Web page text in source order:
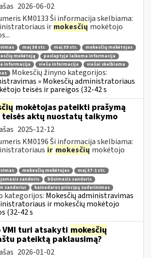
2026-06-02
KM0133 Ši informacija skelbiama:
ir mokesčių mokėtojo
maį 38 str. maį 39 str.
mokesčių mokėtojas
mokėtoją
paslaptyje laikoma informacija
informacija
vieša informacija
viešai skelbiama
Mokesčių žinyno kategorijos:
» Mokesčių administratoriaus
teisės ir pareigos (32-42 s
mokėtojas pateikti prašymą
teisės aktų nuostatų taikymo
2025-12-12
KM0196 Ši informacija skelbiama:
ir mokesčių mokėtojo
mokesčių mokėtojas
maį 37-1 str.
sandoris
būsimasis sandoris
sandoriui
kainodaros principų suderinimas
kategorijos: Mokesčių administravimas
ir mokesčių mokėtojo
(32-42 s
VMI turi atsakyti mokesčių
pateiktą paklausimą?
2026-01-02